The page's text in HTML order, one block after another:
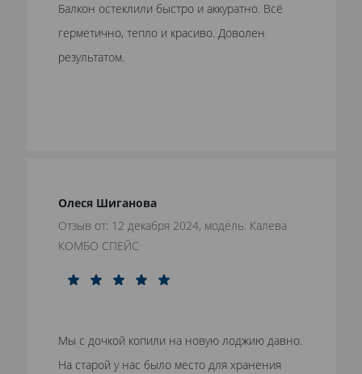
Балкон остеклили быстро и аккуратно. Всё
герметично, тепло и красиво. Доволен
результатом.
Олеся Шиганова
Отзыв от: 12 декабря 2024, модель: Калева
КОМБО СПЕЙС
Мы с дочкой копили на новую лоджию давно.
На старой у нас было место для хранения